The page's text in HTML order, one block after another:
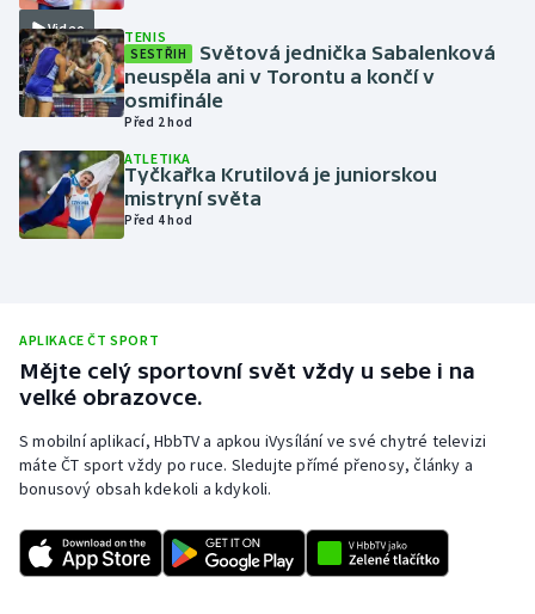
Moderní pětiboj
Motorsport
Parasport
Ragby
Rychlobruslení
Rychlostní kanoistika
Short track
Video TENIS
SESTŘIH
Světová jednička Sabalenková
neuspěla ani v Torontu a končí v
osmifinále
Před 2 hod
ATLETIKA
Tyčkařka Krutilová je juniorskou
mistryní světa
Před 4 hod
APLIKACE ČT SPORT
Mějte celý sportovní svět vždy u sebe i na
velké obrazovce.
S mobilní aplikací, HbbTV a apkou iVysílání ve své chytré televizi
máte ČT sport vždy po ruce. Sledujte přímé přenosy, články a
bonusový obsah kdekoli a kdykoli.